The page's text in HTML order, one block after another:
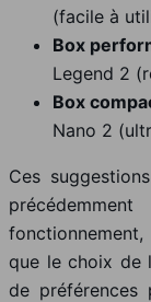
(facile à
Box
Legend 2
Box
Nano 2
Ces
que le choix de
de préférences